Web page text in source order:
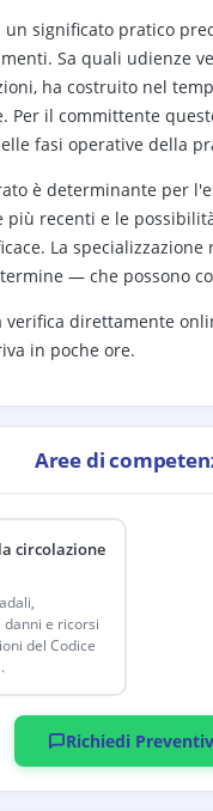
significato pratico
Sa quali udienze
ha costruito nel
Per il committente
fasi operative della
è determinante per
più recenti e le
La
— che possono
verifica direttamente
in poche ore.
Aree di
circolazione
e ricorsi
del Codice
Richiedi